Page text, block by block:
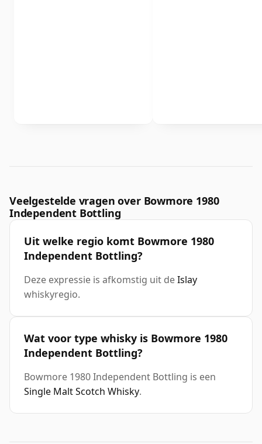
Veelgestelde vragen over Bowmore 1980
Independent Bottling
Uit welke regio komt Bowmore 1980
Independent Bottling?
Deze expressie is afkomstig uit deIslay
whiskyregio.
Wat voor type whisky is Bowmore 1980
Independent Bottling?
Bowmore 1980 Independent Bottling is een
Single Malt Scotch Whisky.